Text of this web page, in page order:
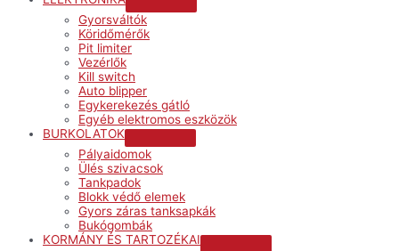
Gyorsváltók
Köridőmérők
Pit limiter
Vezérlők
Kill switch
Auto blipper
Egykerekezés gátló
Egyéb elektromos eszközök
BURKOLATOK
Pályaidomok
Ülés szivacsok
Tankpadok
Blokk védő elemek
Gyors záras tanksapkák
Bukógombák
KORMÁNY ÉS TARTOZÉKAI